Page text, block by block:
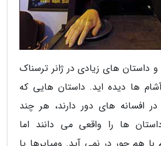
داستان های زیادی در ژانر ترسناک
ها دیده اید. داستان هایی که
در افسانه های دور دارند، هر چند
ها را واقعی می دانند اما